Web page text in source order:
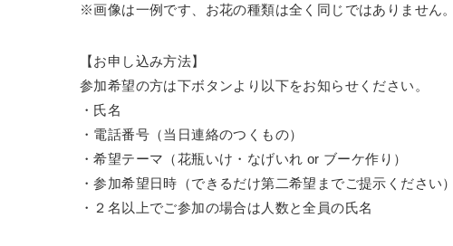
※画像は一例です、お花の種類は全く同じではありません
【お申し込み方法】
参加希望の方は下ボタンより以下をお知らせください。
・氏名
・電話番号（当日連絡のつくもの）
・希望テーマ（花瓶いけ・なげいれ or ブーケ作り）
・参加希望日時（できるだけ第二希望までご提示ください）
・２名以上でご参加の場合は人数と全員の氏名